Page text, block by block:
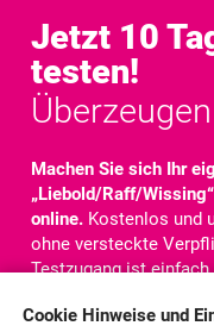
Cookie Hinweise und
Jetzt 10
testen!
Machen Sie sich Ihr
„Liebold/Raff/
online. Kostenlos und
ohne versteckte
Testzugang ist
Kommentar für10